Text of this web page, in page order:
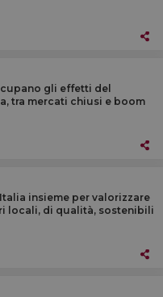
gli effetti del
tra mercati chiusi e boom
insieme per valorizzare
locali, di qualità, sostenibili